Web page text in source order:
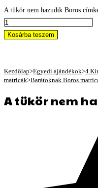
A tükör nem hazudik Boros
Kosárba teszem
Kezdőlap>Egyedi ajándékok>
matricák>Barátoknak Boros
A tükör nem